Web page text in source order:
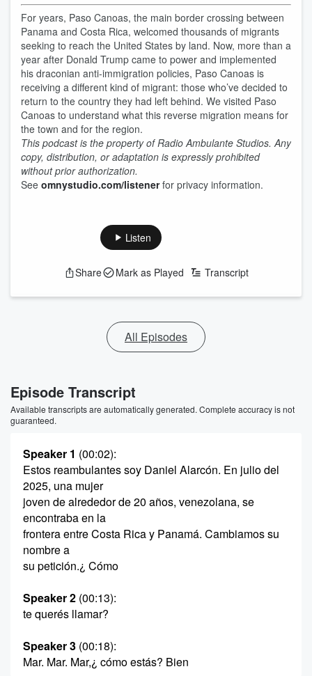
For years, Paso Canoas, the main border crossing between
Panama and Costa Rica, welcomed thousands of migrants
seeking to reach the United States by land. Now, more than a
year after Donald Trump came to power and implemented
his draconian anti-immigration policies, Paso Canoas is
receiving a different kind of migrant: those who’ve decided to
return to the country they had left behind. We visited Paso
Canoas to understand what this reverse migration means for
the town and for the region.
This podcast is the property of Radio Ambulante Studios. Any
copy, distribution, or adaptation is expressly prohibited
without prior authorization.
See omnystudio.com/listenerfor privacy information.
Listen
Share Mark as Played Transcript
All Episodes
Episode Transcript
Available transcripts are automatically generated. Complete accuracy is not
guaranteed.
Speaker 1 (00:02):
Estos reambulantes soy Daniel Alarcón. En julio del
2025, una mujer
joven de alrededor de 20 años, venezolana, se
encontraba en la
frontera entre Costa Rica y Panamá. Cambiamos su
nombre a
su petición.¿ Cómo
Speaker 2 (00:13):
te querés llamar?
Speaker 3 (00:18):
Mar. Mar. Mar,¿ cómo estás? Bien